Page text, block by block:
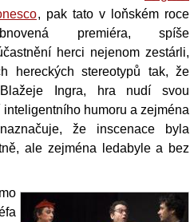
, pak tato v loňském roce
premiéra, spíše
herci nejenom zestárli,
hereckých stereotypů tak, že
Ingra, hra nudí svou
humoru a zejména
že inscenace byla
ale zejména ledabyle a bez